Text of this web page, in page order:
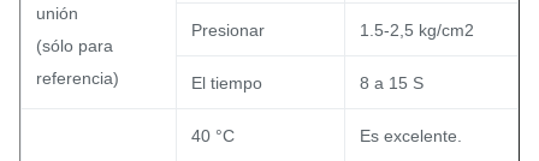
unión
(sólo para
referencia)
Presionar 1.5-2,5 kg/cm2
El tiempo 8 a 15 S
40 °C Es excelente.